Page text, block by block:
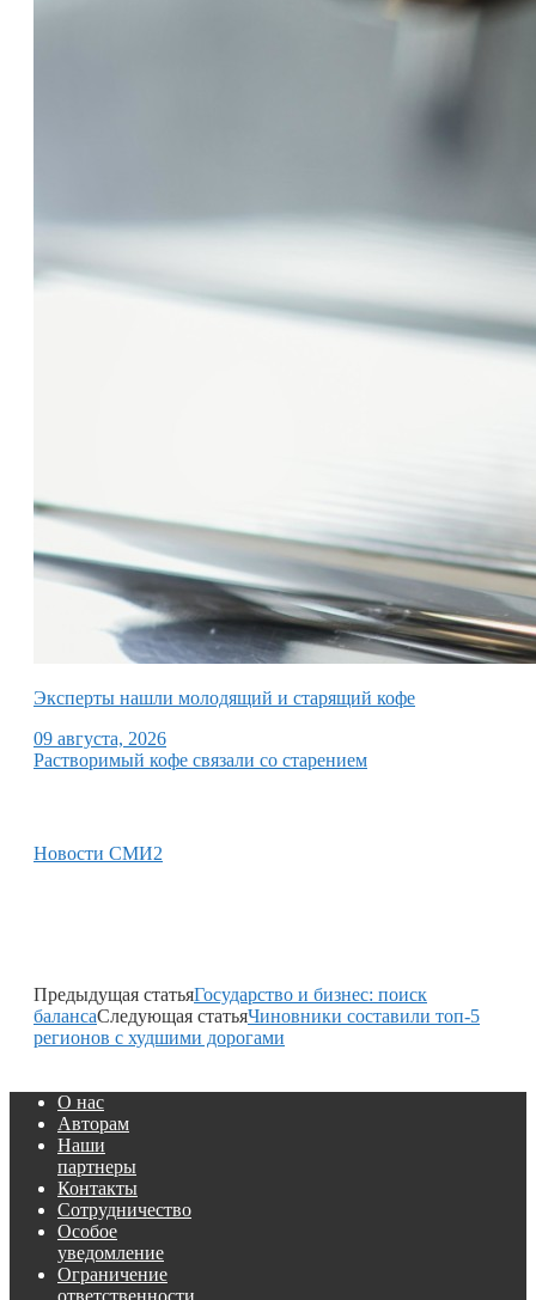
Эксперты нашли молодящий и старящий кофе
09 августа, 2026
Растворимый кофе связали со старением
Новости СМИ2
Предыдущая статьяГосударство и бизнес: поиск
балансаСледующая статьяЧиновники составили топ-5
регионов с худшими дорогами
О нас
Авторам
Наши
партнеры
Контакты
Сотрудничество
Особое
уведомление
Ограничение
ответственности